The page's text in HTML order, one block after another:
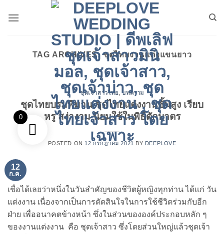
TAG ARCHIVES:ชุดไทยงานแต่งแขนยาว
ชุดเจ้าสาวไทย,บทความ
ชุดไทยบรมพิมาน ชุดไทยแต่งงานชั้นสูง เรียบ
หรู สง่างาม นิยมใช้ในพิธีตักบาตร
POSTED ON 12 กรกฎาคม 2021 BY DEEPLOVE
12
ก.ค.
เชื่อได้เลยว่าหนึ่งในวันสำคัญของชีวิตผู้หญิงทุกท่าน ได้แก่ วัน
แต่งงาน เนื่องจากเป็นการตัดสินใจในการใช้ชีวิตร่วมกับอีก
ฝ่าย เพื่ออนาคตข้างหน้า ซึ่งในส่วนขององค์ประกอบหลัก ๆ
ของงานแต่งงาน คือ ชุดเจ้าสาว ซึ่งโดยส่วนใหญ่แล้วชุดเจ้า
0